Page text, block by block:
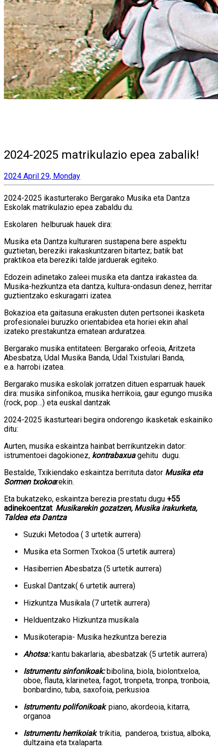
2024-2025 matrikulazio epea zabalik!
2024 April 29, Monday
2024-2025 ikasturterako Bergarako Musika eta Dantza
Eskolak matrikulazio epea zabaldu du.
Eskolaren helburuak hauek dira:
Musika eta Dantza kulturaren sustapena bere aspektu
guztietan, bereziki irakaskuntzaren bitartez; batik bat
praktikoa eta bereziki talde jarduerak egiteko.
Edozein adinetako zaleei musika eta dantza irakastea da.
Musika-hezkuntza eta dantza, kultura-ondasun denez, herritar
guztientzako eskuragarri izatea.
Bokazioa eta gaitasuna erakusten duten pertsonei ikasketa
profesionalei buruzko orientabidea eta horiei ekin ahal
izateko prestakuntza ematean arduratzea.
Bergarako musika entitateen: Bergarako orfeoia, Aritzeta
Abesbatza, Udal Musika Banda, Udal Txistulari Banda,
e.a. harrobi izatea.
Bergarako musika eskolak jorratzen dituen esparruak hauek
dira: musika sinfonikoa, musika herrikoia, gaur egungo musika
(rock, pop…) eta euskal dantzak
2024-2025 ikasturteari begira ondorengo ikasketak eskainiko
ditu:
Aurten, musika eskaintza hainbat berrikuntzekin dator:
istrumentoei dagokionez, kontrabaxuagehitu dugu.
Bestalde, Txikiendako eskaintza berrituta dator Musika eta
Sormen txokoarekin.
Eta bukatzeko, eskaintza berezia prestatu dugu +55
adinekoentzat: Musikarekin gozatzen, Musika irakurketa,
Taldea eta Dantza
Suzuki Metodoa ( 3 urtetik aurrera)
Musika eta Sormen Txokoa (5 urtetik aurrera)
Hasiberrien Abesbatza (5 urtetik aurrera)
Euskal Dantzak( 6 urtetik aurrera)
Hizkuntza Musikala (7 urtetik aurrera)
Helduentzako Hizkuntza musikala
Musikoterapia- Musika hezkuntza berezia
Ahotsa:kantu bakarlaria, abesbatzak (5 urtetik aurrera)
Istrumentu sinfonikoak:bibolina, biola, biolontxeloa,
oboe, flauta, klarinetea, fagot, tronpeta, tronpa, tronboia,
bonbardino, tuba, saxofoia, perkusioa
Istrumentu polifonikoak: piano, akordeoia, kitarra,
organoa
Istrumentu herrikoiak: trikitia, panderoa, txistua, alboka,
dultzaina eta txalaparta.